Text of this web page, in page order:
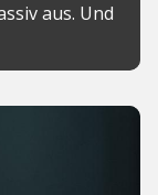
aus. Und